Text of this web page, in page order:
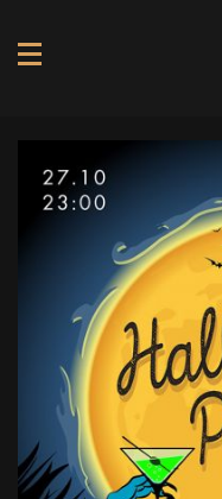
SHINE КАРАОКЕ БАР
BLACK DIAMOND КАРАОКЕ
SECRET ROOM
МЕНЮ
ГАЛЕРЕЯ
БАНКЕТИ